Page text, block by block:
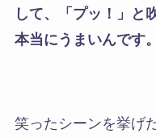
して、「プッ！」と
本当にうまいんです。
笑ったシーンを挙げ